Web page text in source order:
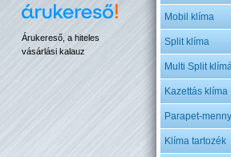
Árukereső, a hiteles
vásárlási kalauz
Mobil klíma
Split klíma
Multi Split
Kazettás klíma
Parapet-
Klíma tartozék